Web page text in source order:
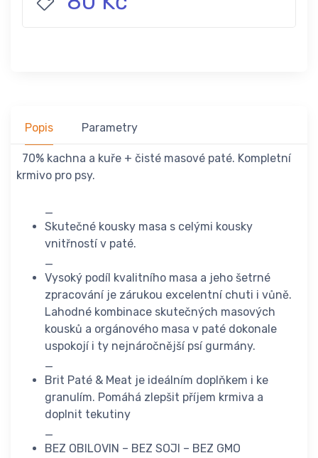
Popis Parametry
70% kachna a kuře + čisté masové paté. Kompletní
krmivo pro psy.
_
Skutečné kousky masa s celými kousky
vnitřností v paté.
_
Vysoký podíl kvalitního masa a jeho šetrné
zpracování je zárukou excelentní chuti i vůně.
Lahodné kombinace skutečných masových
kousků a orgánového masa v paté dokonale
uspokojí i ty nejnáročnější psí gurmány.
_
Brit Paté & Meat je ideálním doplňkem i ke
granulím. Pomáhá zlepšit příjem krmiva a
doplnit tekutiny
_
BEZ OBILOVIN – BEZ SOJI – BEZ GMO